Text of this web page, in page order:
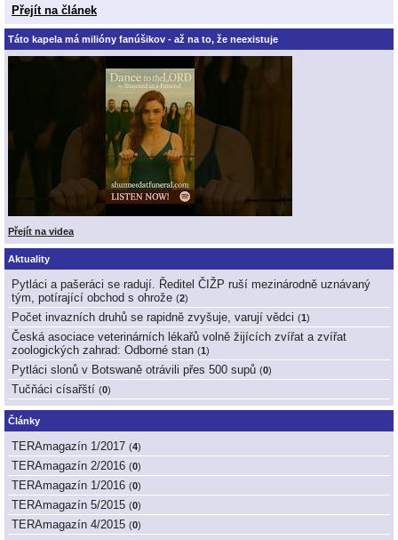
Přejít na článek
Táto kapela má milióny fanúšikov - až na to, že neexistuje
Přejít na videa
Aktuality
Pytláci a pašeráci se radují. Ředitel ČIŽP ruší mezinárodně uznávaný
tým, potírající obchod s ohrože (2)
Počet invazních druhů se rapidně zvyšuje, varují vědci (1 )
Česká asociace veterinárních lékařů volně žijících zvířat a zvířat
zoologických zahrad: Odborné stan (1 )
Pytláci slonů v Botswaně otrávili přes 500 supů (0)
Tučňáci císařští (0)
Články
TERAmagazín 1/2017 (4)
TERAmagazín 2/2016 (0)
TERAmagazín 1/2016 (0)
TERAmagazín 5/2015 (0)
TERAmagazín 4/2015 (0)